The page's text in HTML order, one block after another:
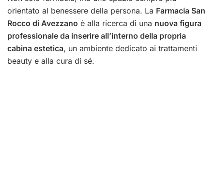
orientato al benessere della persona. La Farmacia San
Rocco di Avezzano è alla ricerca di una nuova figura
professionale da inserire all’interno della propria
cabina estetica, un ambiente dedicato ai trattamenti
beauty e alla cura di sé.